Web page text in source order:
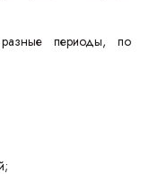
периоды, по